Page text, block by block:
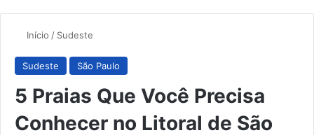
Início / Sudeste
Sudeste São Paulo
5 Praias Que Você Precisa
Conhecer no Litoral de São